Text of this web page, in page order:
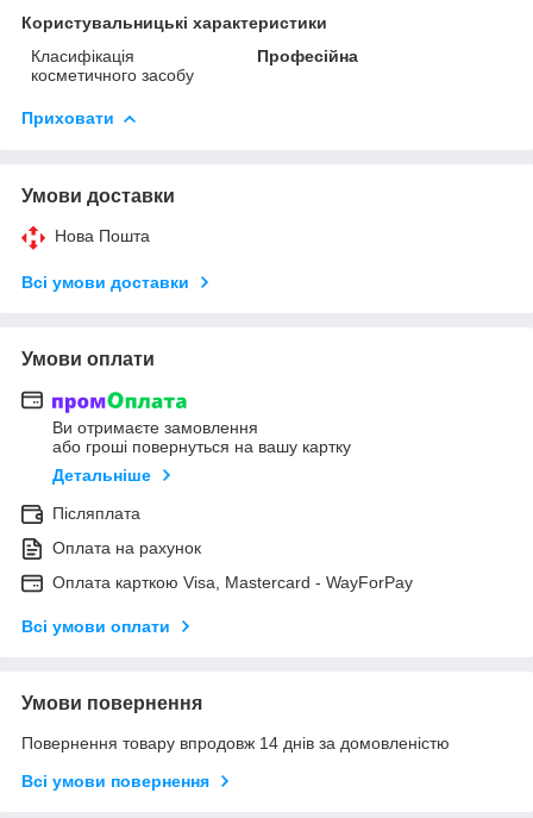
Користувальницькі характеристики
Класифікація
косметичного засобу
Професійна
Приховати
Умови доставки
Нова Пошта
Всі умови доставки
Умови оплати
Ви отримаєте замовлення
або гроші повернуться на вашу картку
Детальніше
Післяплата
Оплата на рахунок
Оплата карткою Visa, Mastercard - WayForPay
Всі умови оплати
Умови повернення
Повернення товару впродовж 14 днів за домовленістю
Всі умови повернення